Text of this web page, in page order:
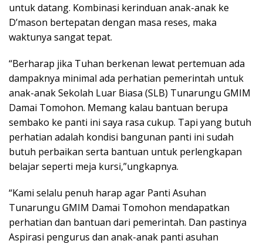
untuk datang. Kombinasi kerinduan anak-anak ke
D’mason bertepatan dengan masa reses, maka
waktunya sangat tepat.
“Berharap jika Tuhan berkenan lewat pertemuan ada
dampaknya minimal ada perhatian pemerintah untuk
anak-anak Sekolah Luar Biasa (SLB) Tunarungu GMIM
Damai Tomohon. Memang kalau bantuan berupa
sembako ke panti ini saya rasa cukup. Tapi yang butuh
perhatian adalah kondisi bangunan panti ini sudah
butuh perbaikan serta bantuan untuk perlengkapan
belajar seperti meja kursi,”ungkapnya.
“Kami selalu penuh harap agar Panti Asuhan
Tunarungu GMIM Damai Tomohon mendapatkan
perhatian dan bantuan dari pemerintah. Dan pastinya
Aspirasi pengurus dan anak-anak panti asuhan